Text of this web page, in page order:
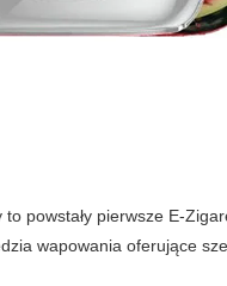
powstały pierwsze E-
wapowania oferujące